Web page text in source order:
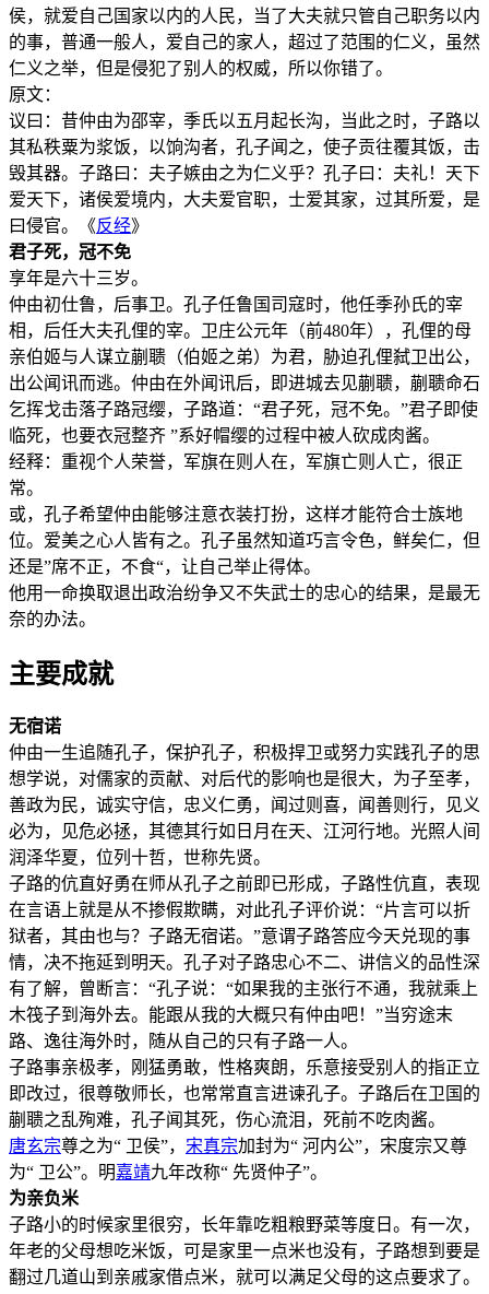
侯，就爱自己国家以内的人民，当了大夫就只管自己职务以内
的事，普通一般人，爱自己的家人，超过了范围的仁义，虽然
仁义之举，但是侵犯了别人的权威，所以你错了。
原文：
议曰：昔仲由为邵宰，季氏以五月起长沟，当此之时，子路以
其私秩粟为浆饭，以饷沟者，孔子闻之，使子贡往覆其饭，击
毁其器。子路曰：夫子嫉由之为仁义乎？孔子曰：夫礼！天下
爱天下，诸侯爱境内，大夫爱官职，士爱其家，过其所爱，是
曰侵官。《反经》
君子死，冠不免
享年是六十三岁。
仲由初仕鲁，后事卫。孔子任鲁国司寇时，他任季孙氏的宰
相，后任大夫孔俚的宰。卫庄公元年（前480年），孔俚的母
亲伯姬与人谋立蒯聩（伯姬之弟）为君，胁迫孔俚弑卫出公，
出公闻讯而逃。仲由在外闻讯后，即进城去见蒯聩，蒯聩命石
乞挥戈击落子路冠缨，子路道：“君子死，冠不免。”君子即使
临死，也要衣冠整齐 ”系好帽缨的过程中被人砍成肉酱。
经释：重视个人荣誉，军旗在则人在，军旗亡则人亡，很正
常。
或，孔子希望仲由能够注意衣装打扮，这样才能符合士族地
位。爱美之心人皆有之。孔子虽然知道巧言令色，鲜矣仁，但
还是”席不正，不食“，让自己举止得体。
他用一命换取退出政治纷争又不失武士的忠心的结果，是最无
奈的办法。
主要成就
无宿诺
仲由一生追随孔子，保护孔子，积极捍卫或努力实践孔子的思
想学说，对儒家的贡献、对后代的影响也是很大，为子至孝，
善政为民，诚实守信，忠义仁勇，闻过则喜，闻善则行，见义
必为，见危必拯，其德其行如日月在天、江河行地。光照人间
润泽华夏，位列十哲，世称先贤。
子路的伉直好勇在师从孔子之前即已形成，子路性伉直，表现
在言语上就是从不掺假欺瞒，对此孔子评价说：“片言可以折
狱者，其由也与？子路无宿诺。”意谓子路答应今天兑现的事
情，决不拖延到明天。孔子对子路忠心不二、讲信义的品性深
有了解，曾断言：“孔子说：“如果我的主张行不通，我就乘上
木筏子到海外去。能跟从我的大概只有仲由吧！”当穷途末
路、逸往海外时，随从自己的只有子路一人。
子路事亲极孝，刚猛勇敢，性格爽朗，乐意接受别人的指正立
即改过，很尊敬师长，也常常直言进谏孔子。子路后在卫国的
蒯聩之乱殉难，孔子闻其死，伤心流泪，死前不吃肉酱。
唐玄宗尊之为“ 卫侯”， 宋真宗加封为“ 河内公”，宋度宗又尊
为“ 卫公”。明嘉靖九年改称“ 先贤仲子”。
为亲负米
子路小的时候家里很穷，长年靠吃粗粮野菜等度日。有一次，
年老的父母想吃米饭，可是家里一点米也没有，子路想到要是
翻过几道山到亲戚家借点米，就可以满足父母的这点要求了。